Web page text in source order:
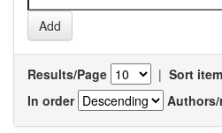
Results/Page | Sort
In order